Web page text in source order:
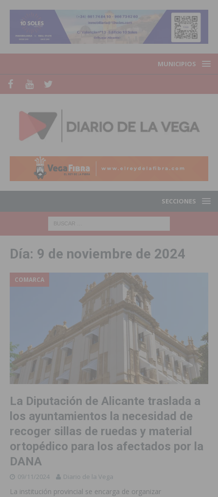
MUNICIPIOS
SECCIONES
Día: 9 de noviembre de 2024
COMARCA
La Diputación de Alicante traslada a
los ayuntamientos la necesidad de
recoger sillas de ruedas y material
ortopédico para los afectados por la
DANA
09/11/2024 Diario de la Vega
La institución provincial se encarga de organizar